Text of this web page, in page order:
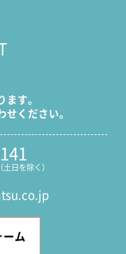
す。
ください。
日を除く）
ーム